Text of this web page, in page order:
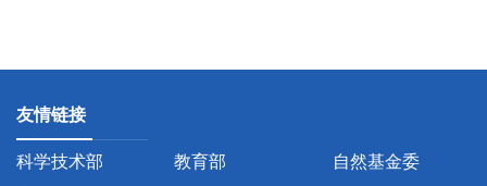
友情链接
科学技术部 教育部
自然基金委